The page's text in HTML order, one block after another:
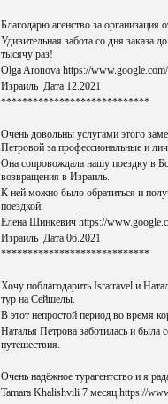
Благодарю агенство за
Удивительная забота со дня заказа
тысячу раз!
Olga Aronova https://
Израиль Дата 12.2021
****************************
Очень довольны услугами этого
Петровой за профессиональные и
Она сопровождала нашу поездку в
возвращения в Израиль.
К ней можно было обратиться и
поездкой.
Елена Шинкевич https://
Израиль Дата 06.2021
****************************
Хочу поблагодарить Isratravel и
тур на Сейшелы.
В этот непростой период во время
Наталья Петрова заботилась и была
путешествия.
Очень надёжное турагентство и я
Tamara Khalishvili 7 месяц https://